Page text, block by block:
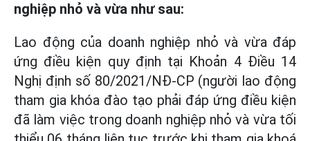
nghiệp nhỏ và vừa như sau:
Lao động của doanh nghiệp nhỏ và vừa đáp
ứng điều kiện quy định tại Khoản 4 Điều 14
Nghị định số 80/2021/NĐ-CP (người lao động
tham gia khóa đào tạo phải đáp ứng điều kiện
đã làm việc trong doanh nghiệp nhỏ và vừa tối